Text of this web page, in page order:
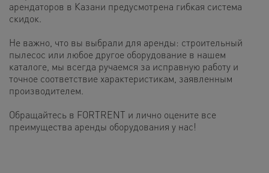
арендаторов в Казани предусмотрена гибкая система
скидок.
Не важно, что вы выбрали для аренды: строительный
пылесос или любое другое оборудование в нашем
каталоге, мы всегда ручаемся за исправную работу и
точное соответствие характеристикам, заявленным
производителем.
Обращайтесь в FORTRENT и лично оцените все
преимущества аренды оборудования у нас!